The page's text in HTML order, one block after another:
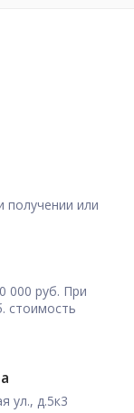
получении или
000 руб. При
стоимость
ул., д.5к3